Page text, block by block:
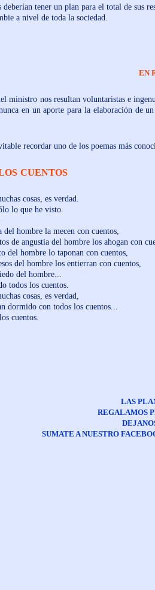
tener un plan para el total de sus
a nivel de toda la sociedad.
EN
nos resultan voluntaristas e
en un aporte para la elaboración de
uno de los poemas más
es verdad.
he visto.
la mecen con cuentos,
del hombre los ahogan con
lo taponan con cuentos,
los entierran con cuentos,
hombre...
los cuentos.
es verdad,
con todos los cuentos...
LAS
REGALAMOS
SUMATE A NUESTRO